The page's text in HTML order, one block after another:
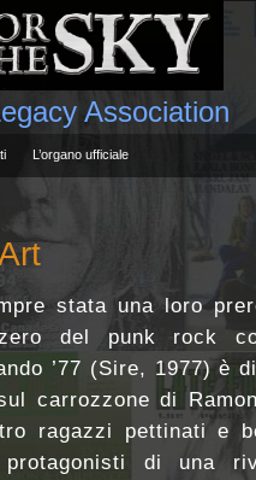
Association
L’organo ufficiale
stata una loro
zero del punk rock
’77 (Sire, 1977) è
carrozzone di
ragazzi pettinati e
di una